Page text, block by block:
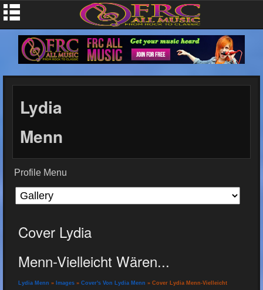
Lydia
Menn
Profile Menu
Cover Lydia
Menn-Vielleicht Wären...
Lydia Menn » Images » Cover's Von Lydia Menn » Cover Lydia Menn-Vielleicht